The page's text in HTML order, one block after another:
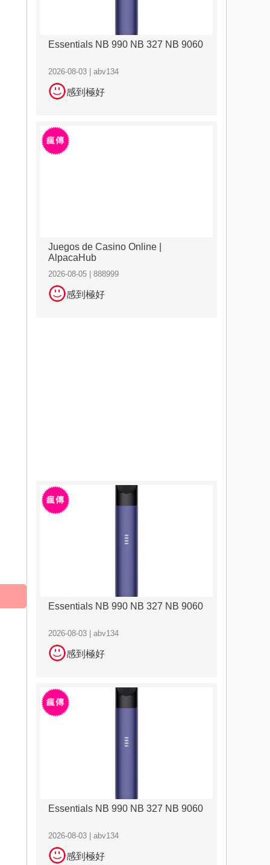
Essentials NB 990 NB 327 NB 9060
2026-08-03 | abv134
感到極好
Juegos de Casino Online |
AlpacaHub
2026-08-05 | 888999
感到極好
Essentials NB 990 NB 327 NB 9060
2026-08-03 | abv134
感到極好
Essentials NB 990 NB 327 NB 9060
2026-08-03 | abv134
感到極好